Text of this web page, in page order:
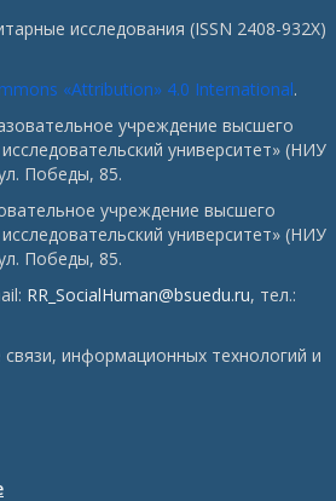
исследования (ISSN 2408-932X)
«Attribution» 4.0 International.
учреждение высшего
университет» (НИУ
Победы, 85.
учреждение высшего
университет» (НИУ
Победы, 85.
RR_SocialHuman@bsuedu.ru, тел.:
информационных технологий и